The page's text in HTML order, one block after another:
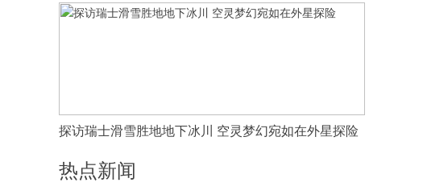
探访瑞士滑雪胜地地下冰川 空灵梦幻宛如在外星探险
热点新闻